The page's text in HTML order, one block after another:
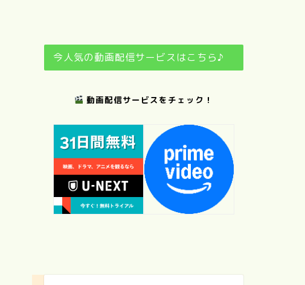
今人気の動画配信サービスはこちら♪
動画配信サービスをチェック！